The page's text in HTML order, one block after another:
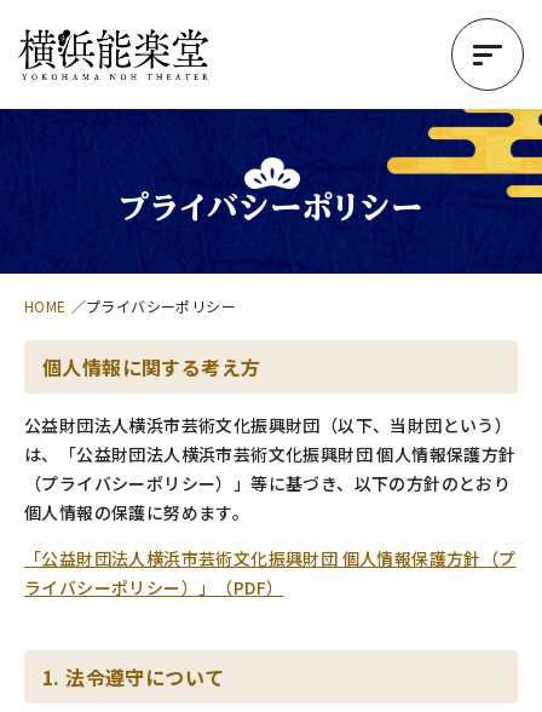
プライバシーポリシー
HOME プライバシーポリシー
個人情報に関する考え方
公益財団法人横浜市芸術文化振興財団（以下、当財団という）
は、「公益財団法人横浜市芸術文化振興財団 個人情報保護方針
（プライバシーポリシー）」等に基づき、以下の方針のとおり
個人情報の保護に努めます。
「公益財団法人横浜市芸術文化振興財団 個人情報保護方針（プ
ライバシーポリシー）」（PDF）
1. 法令遵守について